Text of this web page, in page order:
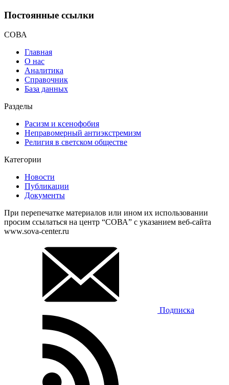
Постоянные ссылки
СОВА
Главная
О нас
Аналитика
Справочник
База данных
Разделы
Расизм и ксенофобия
Неправомерный антиэкстремизм
Религия в светском обществе
Категории
Новости
Публикации
Документы
При перепечатке материалов или ином их использовании
просим ссылаться на центр “СОВА” с указанием веб-сайта
www.sova-center.ru
Подписка